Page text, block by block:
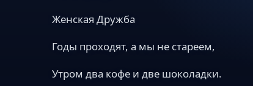
Женская Дружба
Годы проходят, а мы не стареем,
Утром два кофе и две шоколадки.